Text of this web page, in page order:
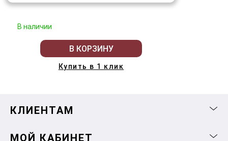
В наличии
В КОРЗИНУ
Купить в 1 клик
КЛИЕНТАМ
МОЙ КАБИНЕТ